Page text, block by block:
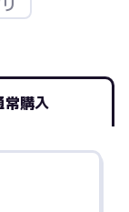
常購入